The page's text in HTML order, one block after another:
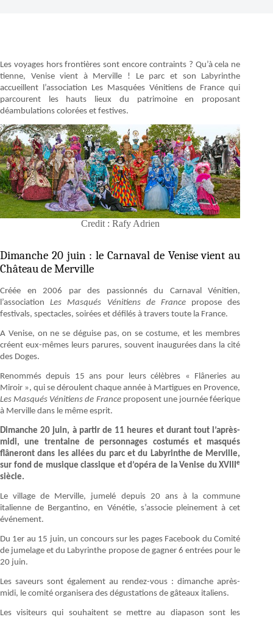
Les voyages hors frontières sont encore contraints ? Qu’à cela ne
tienne, Venise vient à Merville ! Le parc et son Labyrinthe
accueillent l’association Les Masquées Vénitiens de France qui
parcourent les hauts lieux du patrimoine en proposant
déambulations colorées et festives.
Credit : Rafy Adrien
Dimanche 20 juin : le Carnaval de Venise vient au
Château de Merville
Créée en 2006 par des passionnés du Carnaval Vénitien,
l’associationLes Masqués Vénitiens de France propose des
festivals, spectacles, soirées et défilés à travers toute la France.
A Venise, on ne se déguise pas, on se costume, et les membres
créent eux-mêmes leurs parures, souvent inaugurées dans la cité
des Doges.
Renommés depuis 15 ans pour leurs célèbres « Flâneries au
Miroir », qui se déroulent chaque année à Martigues en Provence,
Les Masqués Vénitiens de France proposent une journée féerique
à Merville dans le même esprit.
Dimanche 20 juin, à partir de 11 heures et durant tout l’après-
midi, une trentaine de personnages costumés et masqués
flâneront dans les allées du parc et du Labyrinthe de Merville,
sur fond de musique classique et d’opéra de la Venise du XVIIIe
siècle.
Le village de Merville, jumelé depuis 20 ans à la commune
italienne de Bergantino, en Vénétie, s’associe pleinement à cet
événement.
Du 1er au 15 juin, un concours sur les pages Facebook du Comité
de jumelage et du Labyrinthe propose de gagner 6 entrées pour le
20 juin.
Les saveurs sont également au rendez-vous : dimanche après-
midi, le comité organisera des dégustations de gâteaux italiens.
Les visiteurs qui souhaitent se mettre au diapason sont les